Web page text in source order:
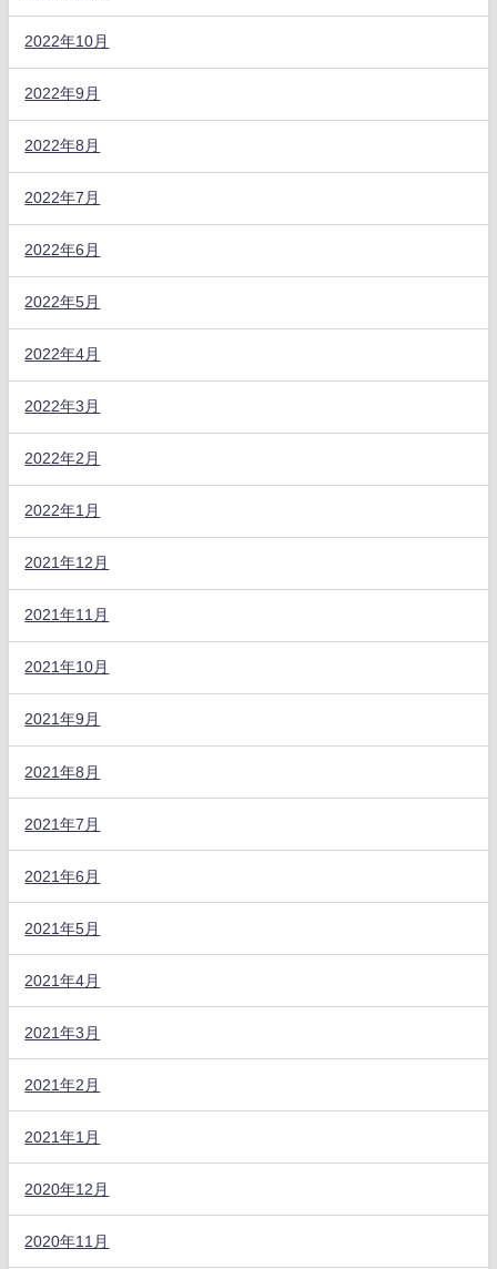
2022年10月
2022年9月
2022年8月
2022年7月
2022年6月
2022年5月
2022年4月
2022年3月
2022年2月
2022年1月
2021年12月
2021年11月
2021年10月
2021年9月
2021年8月
2021年7月
2021年6月
2021年5月
2021年4月
2021年3月
2021年2月
2021年1月
2020年12月
2020年11月